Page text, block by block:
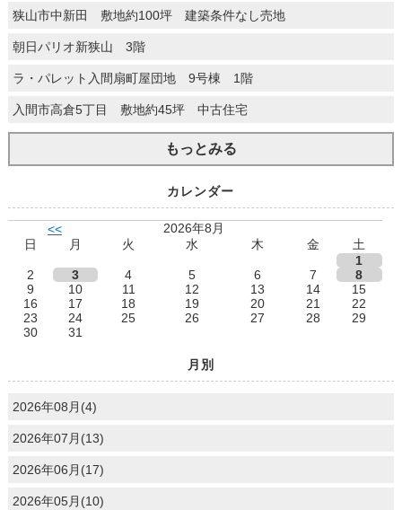
狭山市中新田 敷地約100坪 建築条件なし売地
朝日パリオ新狭山 3階
ラ・パレット入間扇町屋団地 9号棟 1階
入間市高倉5丁目 敷地約45坪 中古住宅
もっとみる
カレンダー
<<
2026年8月
日
月 火 水 木 金
土
1
2
3 4 5 6 7
8
9
10 11 12 13 14
15
16
17 18 19 20 21
22
23
24 25 26 27 28
29
30
31
月別
2026年08月(4)
2026年07月(13)
2026年06月(17)
2026年05月(10)